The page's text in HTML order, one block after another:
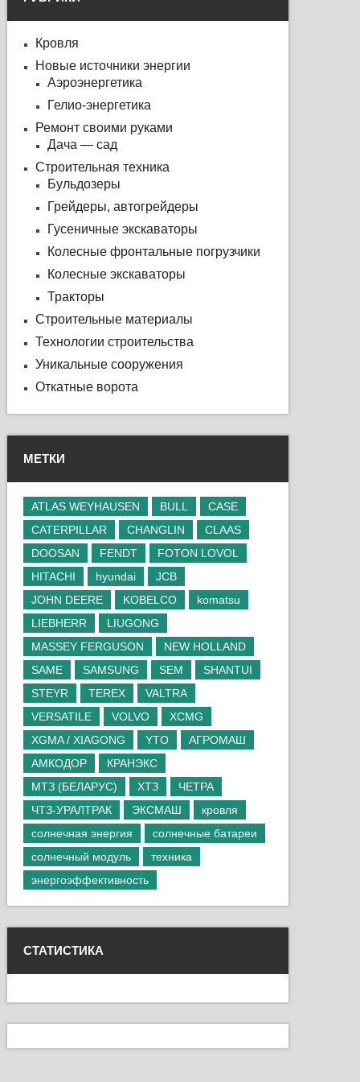
Кровля
Новые источники энергии
Аэроэнергетика
Гелио-энергетика
Ремонт своими руками
Дача — сад
Строительная техника
Бульдозеры
Грейдеры, автогрейдеры
Гусеничные экскаваторы
Колесные фронтальные погрузчики
Колесные экскаваторы
Тракторы
Строительные материалы
Технологии строительства
Уникальные сооружения
Откатные ворота
МЕТКИ
ATLAS WEYHAUSEN BULL
CASE
CATERPILLAR
CHANGLIN
CLAAS
DOOSAN
FENDT
FOTON LOVOL
HITACHI
hyundai
JCB
JOHN DEERE
KOBELCO
komatsu
LIEBHERR
LIUGONG
MASSEY FERGUSON
NEW HOLLAND
SAME
SAMSUNG SEM
SHANTUI
STEYR
TEREX
VALTRA
VERSATILE
VOLVO
XCMG
XGMA / XIAGONG
YTO
АГРОМАШ
АМКОДОР
КРАНЭКС
МТЗ (БЕЛАРУС)
ХТЗ
ЧЕТРА
ЧТЗ-УРАЛТРАК
ЭКСМАШ
кровля
солнечная энергия
солнечные батареи
солнечный модуль
техника
энергоэффективность
СТАТИСТИКА